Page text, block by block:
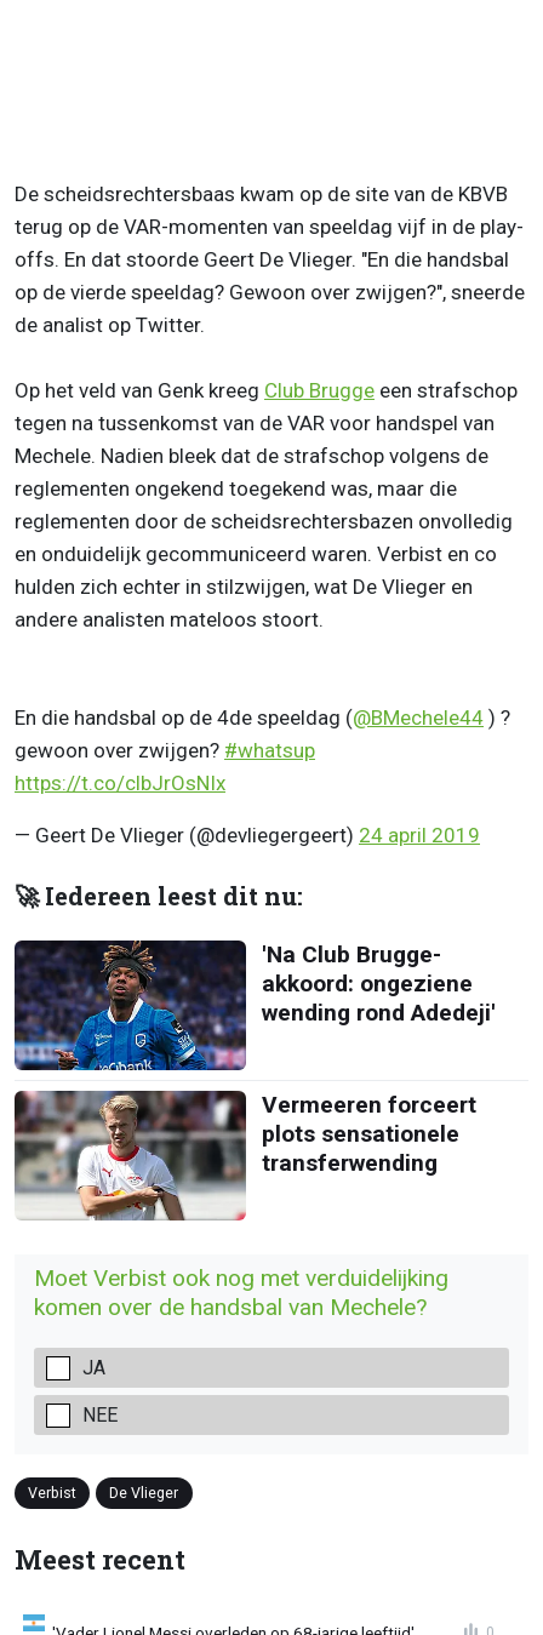
De scheidsrechtersbaas kwam op de site van de KBVB
terug op de VAR-momenten van speeldag vijf in de play-
offs. En dat stoorde Geert De Vlieger. "En die handsbal
op de vierde speeldag? Gewoon over zwijgen?", sneerde
de analist op Twitter.
Op het veld van Genk kreeg Club Brugge een strafschop
tegen na tussenkomst van de VAR voor handspel van
Mechele. Nadien bleek dat de strafschop volgens de
reglementen ongekend toegekend was, maar die
reglementen door de scheidsrechtersbazen onvolledig
en onduidelijk gecommuniceerd waren. Verbist en co
hulden zich echter in stilzwijgen, wat De Vlieger en
andere analisten mateloos stoort.
En die handsbal op de 4de speeldag (@BMechele44 ) ?
gewoon over zwijgen? #whatsup
https://t.co/clbJrOsNIx
— Geert De Vlieger (@devliegergeert) 24 april 2019
🚀 Iedereen leest dit nu:
'Na Club Brugge-
akkoord: ongeziene
wending rond Adedeji'
Vermeeren forceert
plots sensationele
transferwending
Moet Verbist ook nog met verduidelijking
komen over de handsbal van Mechele?
JA
NEE
Verbist De Vlieger
Meest recent